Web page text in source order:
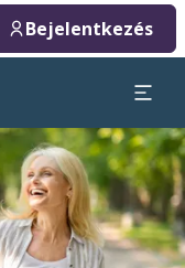
Bejelentkezés